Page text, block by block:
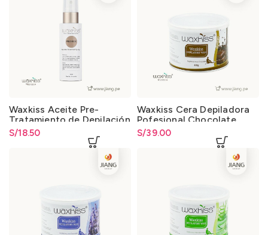
Waxkiss Aceite Pre-
Tratamiento de Depilación
100ml.
S/18.50
Waxkiss Cera Depiladora
Pofesional Chocolate
400gr.
S/39.00